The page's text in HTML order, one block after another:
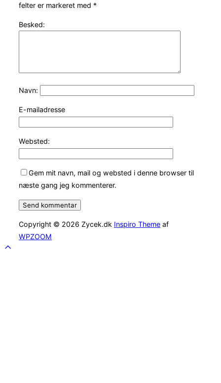
felter er markeret med *
Besked:
Navn:
E-mailadresse
Websted:
Gem mit navn, mail og websted i denne browser til
næste gang jeg kommenterer.
Copyright © 2026 Zycek.dk Inspiro Theme af
WPZOOM